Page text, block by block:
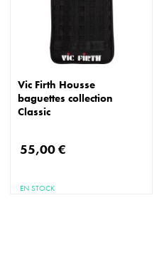
Vic Firth Housse
baguettes collection
Classic
55,00 €
EN STOCK